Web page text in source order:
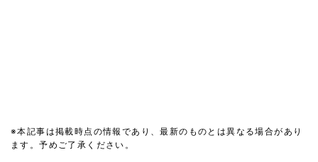
※本記事は掲載時点の情報であり、最新のものとは異なる場合があり
ます。予めご了承ください。